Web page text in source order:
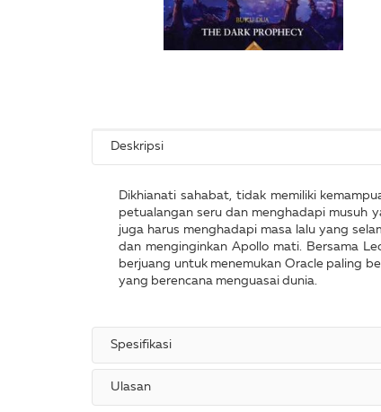
Deskripsi
Dikhianati sahabat, tidak memiliki
petualangan seru dan menghadapi musuh
juga harus menghadapi masa lalu yang
dan menginginkan Apollo mati. Bersama
berjuang untuk menemukan Oracle paling
yang berencana menguasai dunia.
Spesifikasi
Ulasan